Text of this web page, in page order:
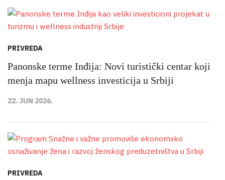
PRIVREDA
Panonske terme Inđija: Novi turistički centar koji
menja mapu wellness investicija u Srbiji
22. JUN 2026.
PRIVREDA